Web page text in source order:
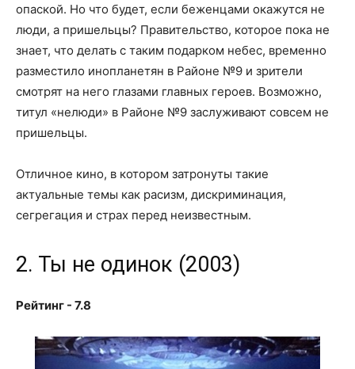
опаской. Но что будет, если беженцами окажутся не
люди, а пришельцы? Правительство, которое пока не
знает, что делать с таким подарком небес, временно
разместило инопланетян в Районе №9 и зрители
смотрят на него глазами главных героев. Возможно,
титул «нелюди» в Районе №9 заслуживают совсем не
пришельцы.
Отличное кино, в котором затронуты такие
актуальные темы как расизм, дискриминация,
сегрегация и страх перед неизвестным.
2. Ты не одинок (2003)
Рейтинг - 7.8